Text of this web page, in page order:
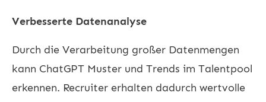
Verbesserte Datenanalyse
Durch die Verarbeitung großer Datenmengen
kann ChatGPT Muster und Trends im Talentpool
erkennen. Recruiter erhalten dadurch wertvolle